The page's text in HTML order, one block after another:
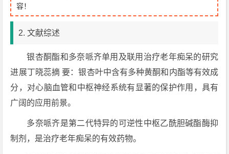
容！
2. 文献综述
银杏酮酯和多奈哌齐单用及联用治疗老年痴呆的研究
进展丁晓蕊摘 要：银杏叶中含有多种黄酮和内酯等有效成
分，对心脑血管和中枢神经系统有显著的保护作用，具有
广阔的应用前景。
多奈哌齐是第二代特异的可逆性中枢乙酰胆碱酯酶抑
制剂，是治疗老年痴呆的有效药物。